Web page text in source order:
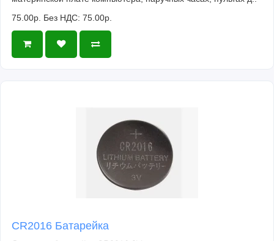
75.00р. Без НДС: 75.00р.
CR2016 Батарейка